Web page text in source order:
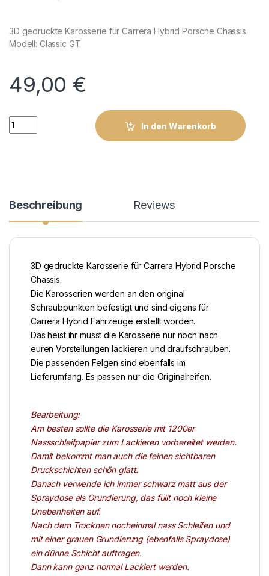
3D gedruckte Karosserie für Carrera Hybrid Porsche Chassis.
Modell: Classic GT
49,00 €
Carrera Hybrid Karosserie Classic GT quantity
In den Warenkorb
Beschreibung Reviews
3D gedruckte Karosserie für Carrera Hybrid Porsche
Chassis.
Die Karosserien werden an den original
Schraubpunkten befestigt und sind eigens für
Carrera Hybrid Fahrzeuge erstellt worden.
Das heist ihr müsst die Karosserie nur noch nach
euren Vorstellungen lackieren und draufschrauben.
Die passenden Felgen sind ebenfalls im
Lieferumfang. Es passen nur die Originalreifen.
Bearbeitung:
Am besten sollte die Karosserie mit 1200er
Nassschleifpapier zum Lackieren vorbereitet werden.
Damit bekommt man auch die feinen sichtbaren
Druckschichten schön glatt.
Danach verwende ich immer schwarz matt aus der
Spraydose als Grundierung, das füllt noch kleine
Unebenheiten auf.
Nach dem Trocknen nocheinmal nass Schleifen und
mit einer grauen Grundierung (ebenfalls Spraydose)
ein dünne Schicht auftragen.
Dann kann ganz normal Lackiert werden.